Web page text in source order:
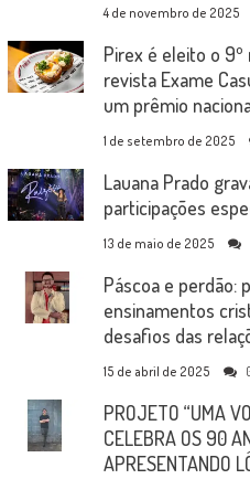
4 de novembro de 2025
Pirex é eleito o
revista Exame
um prêmio
1 de setembro de 2025
Lauana Prado
participações
13 de maio de 2025
Páscoa e perdão:
ensinamentos
desafios das
15 de abril de 2025
PROJETO “UMA
CELEBRA OS 90
APRESENTANDO